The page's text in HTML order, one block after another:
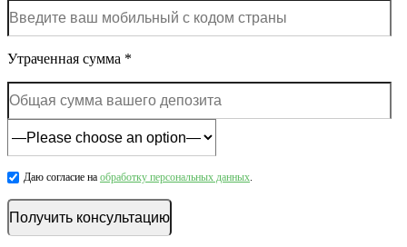
Утраченная сумма *
Даю согласие на обработку персональных данных.